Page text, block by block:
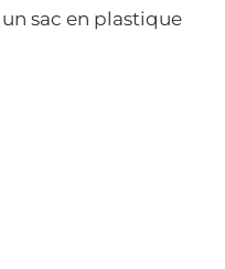
sac en plastique